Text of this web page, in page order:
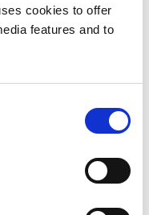
cookies to offer
features and to
können.
unser Motor, um die